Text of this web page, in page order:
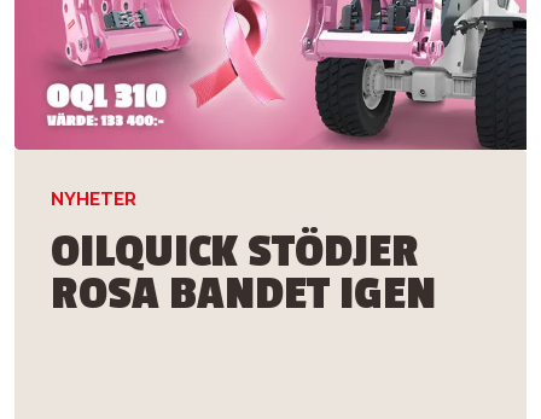
NYHETER
OILQUICK STÖDJER
ROSA BANDET IGEN